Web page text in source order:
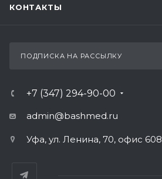
КОНТАКТЫ
ПОДПИСКА НА РАССЫЛКУ
+7 (347) 294-90-00
admin@bashmed.ru
Уфа, ул. Ленина, 70, офис 608